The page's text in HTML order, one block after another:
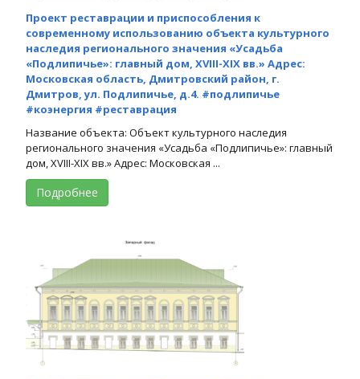
Проект реставрации и приспособления к
современному использованию объекта культурного
наследия регионального значения «Усадьба
«Подлипичье»: главный дом, XVIII-XIX вв.» Адрес:
Московская область, Дмитровский район, г.
Дмитров, ул. Подлипичье, д.4. #подлипичье
#коэнергия #реставрация
Название объекта: Объект культурного наследия
регионального значения «Усадьба «Подлипичье»: главный
дом, XVIII-XIX вв.» Адрес: Московская ...
Подробнее